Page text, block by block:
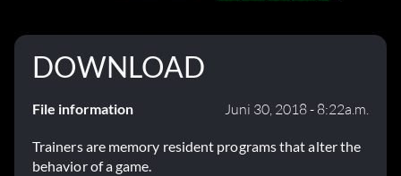
DOWNLOAD
File information Juni 30, 2018 - 8:22a.m.
Trainers are memory resident programs that alter the
behavior of a game.